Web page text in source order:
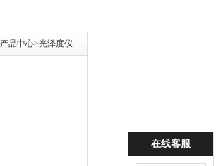
产品中心>光泽度仪
在线客服